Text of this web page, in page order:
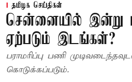
தமிழக செய்திகள்
சென்னையில் இன்று
ஏற்படும் இடங்கள்?
பராமரிப்பு பணி
கொடுக்கப்படும்.